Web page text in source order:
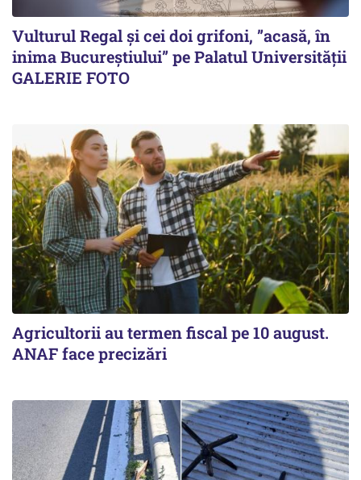
Vulturul Regal și cei doi grifoni, ”acasă, în
inima Bucureștiului” pe Palatul Universității
GALERIE FOTO
Agricultorii au termen fiscal pe 10 august.
ANAF face precizări